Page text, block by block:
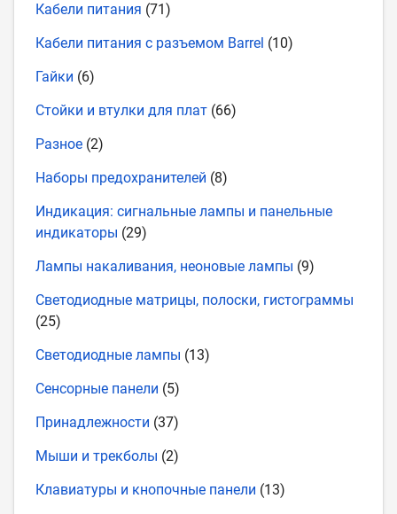
Кабели питания (71)
Кабели питания с разъемом Barrel (10)
Гайки (6)
Стойки и втулки для плат (66)
Разное (2)
Наборы предохранителей (8)
Индикация: сигнальные лампы и панельные
индикаторы (29)
Лампы накаливания, неоновые лампы (9)
Светодиодные матрицы, полоски, гистограммы
(25)
Светодиодные лампы (13)
Сенсорные панели (5)
Принадлежности (37)
Мыши и трекболы (2)
Клавиатуры и кнопочные панели (13)